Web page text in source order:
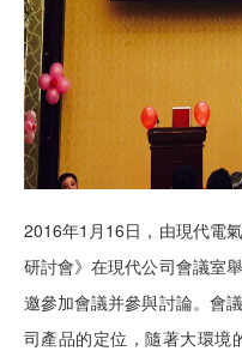
2016年1月16日，由現代電
研討會》在現代公司會議室
邀參加會議并參與討論。會
司產品的定位，隨著大環境